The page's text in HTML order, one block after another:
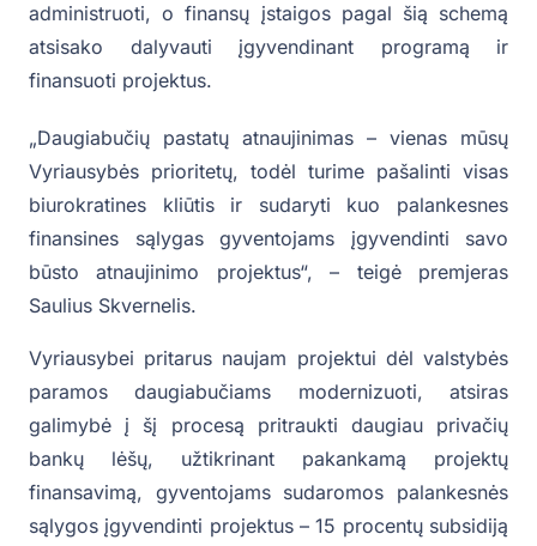
administruoti, o finansų įstaigos pagal šią schemą
atsisako dalyvauti įgyvendinant programą ir
finansuoti projektus.
„Daugiabučių pastatų atnaujinimas – vienas mūsų
Vyriausybės prioritetų, todėl turime pašalinti visas
biurokratines kliūtis ir sudaryti kuo palankesnes
finansines sąlygas gyventojams įgyvendinti savo
būsto atnaujinimo projektus“, – teigė premjeras
Saulius Skvernelis.
Vyriausybei pritarus naujam projektui dėl valstybės
paramos daugiabučiams modernizuoti, atsiras
galimybė į šį procesą pritraukti daugiau privačių
bankų lėšų, užtikrinant pakankamą projektų
finansavimą, gyventojams sudaromos palankesnės
sąlygos įgyvendinti projektus – 15 procentų subsidiją